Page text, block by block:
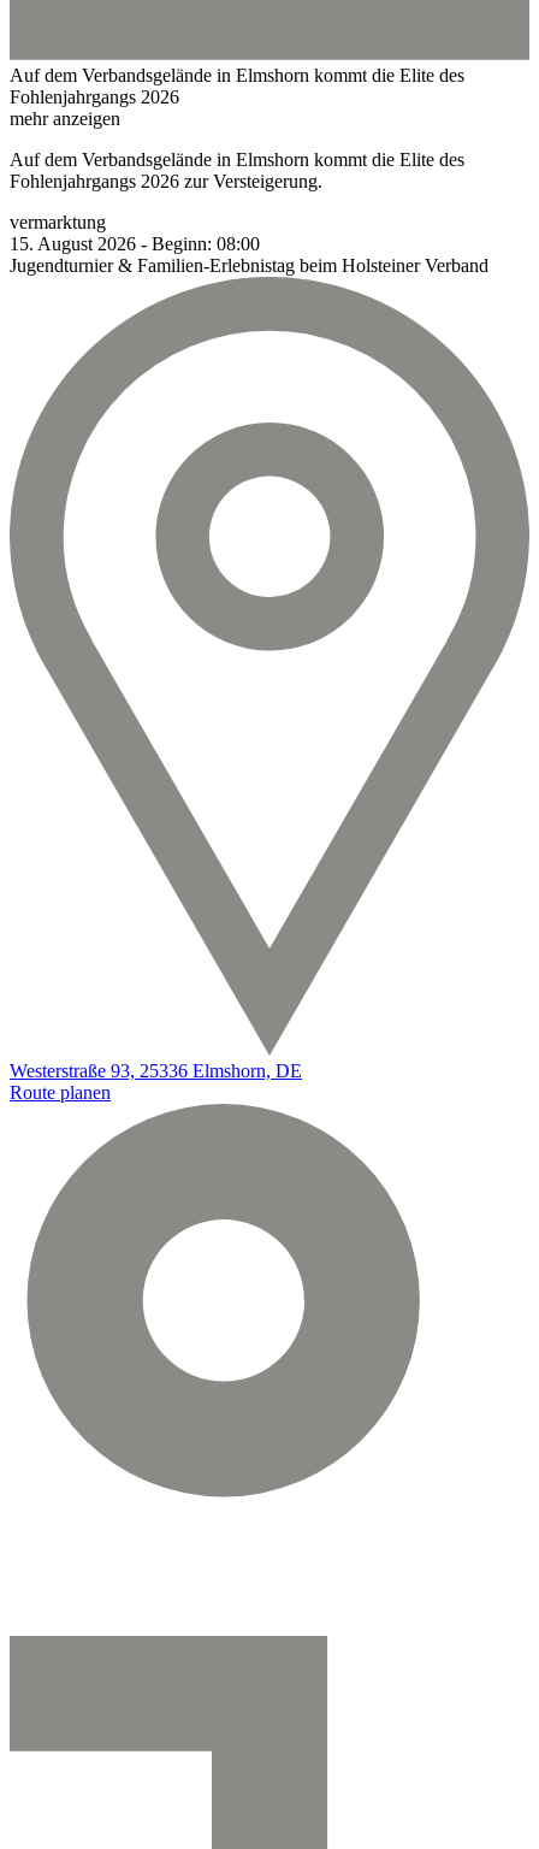
Auf dem Verbandsgelände in Elmshorn kommt die Elite des
Fohlenjahrgangs 2026
mehr anzeigen
Auf dem Verbandsgelände in Elmshorn kommt die Elite des
Fohlenjahrgangs 2026 zur Versteigerung.
vermarktung
15. August 2026 - Beginn: 08:00
Jugendturnier & Familien-Erlebnistag beim Holsteiner Verband
Westerstraße 93, 25336 Elmshorn, DE
Route planen